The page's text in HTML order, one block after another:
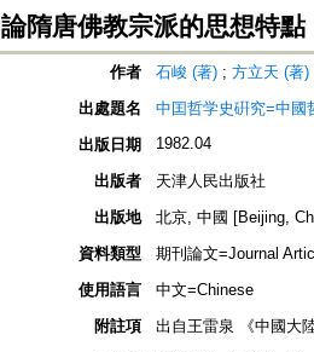
論隋唐佛教宗派的思想特點
作者 石峻 (著) ; 方立天 (著)
出處題名
中囯哲学史硏究=中國
出版日期
1982.04
出版者
天津人民出版社
出版地
北京, 中國 [Beijing,
資料類型
期刊論文=Journal
使用語言
中文=Chinese
附註項
出自王雷泉 《中國大